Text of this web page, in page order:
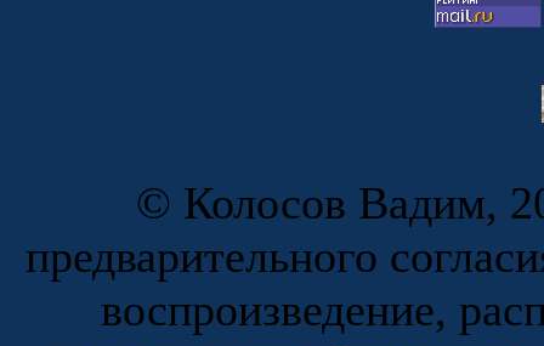
© Колосов Вадим,
предварительного
воспроизведение,